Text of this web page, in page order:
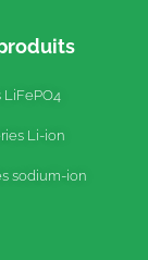
LiFePO4
Li-ion
sodium-ion